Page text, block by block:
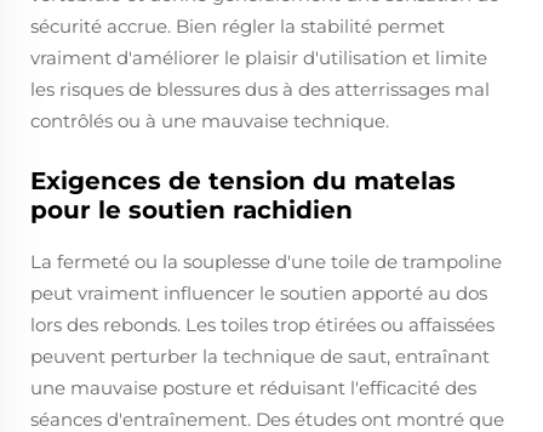
sécurité accrue. Bien régler la stabilité permet
vraiment d'améliorer le plaisir d'utilisation et limite
les risques de blessures dus à des atterrissages mal
contrôlés ou à une mauvaise technique.
Exigences de tension du matelas
pour le soutien rachidien
La fermeté ou la souplesse d'une toile de trampoline
peut vraiment influencer le soutien apporté au dos
lors des rebonds. Les toiles trop étirées ou affaissées
peuvent perturber la technique de saut, entraînant
une mauvaise posture et réduisant l'efficacité des
séances d'entraînement. Des études ont montré que